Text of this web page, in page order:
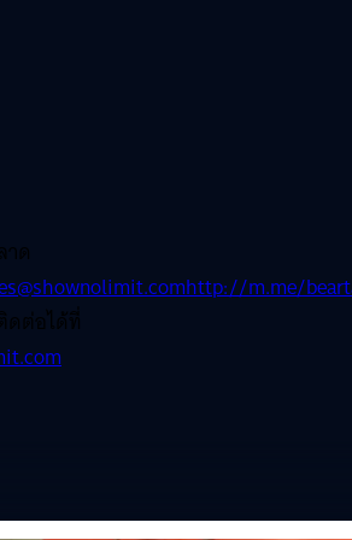
าด
http://m.me/
ดต่อได้ที่